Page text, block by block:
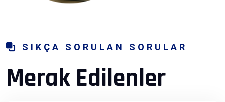
SIKÇA SORULAN SORULAR
Merak Edilenler